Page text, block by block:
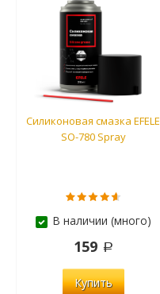
Силиконовая смазка EFELE
SO-780 Spray
В наличии (много)
159
Купить